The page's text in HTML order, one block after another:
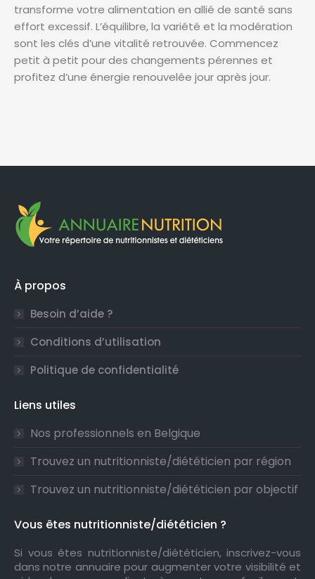
transforme votre alimentation en allié de santé sans
effort excessif. L’équilibre, la variété et la modération
sont les clés d’une vitalité retrouvée. Commencez
petit à petit pour des changements pérennes et
profitez d’une énergie renouvelée jour après jour.
À propos
Besoin d’aide ?
Conditions d’utilisation
Politique de confidentialité
Liens utiles
Nos professionnels en Belgique
Trouvez un nutritionniste/diététicien par région
Trouvez un nutritionniste/diététicien par objectif
Vous êtes nutritionniste/diététicien ?
Si vous êtes nutritionniste/diététicien, inscrivez-vous
dans notre annuaire pour augmenter votre visibilité et